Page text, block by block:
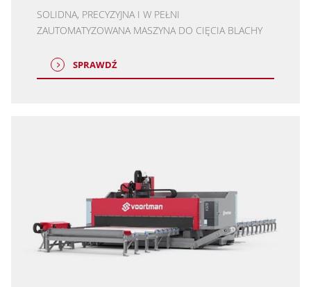
SOLIDNA, PRECYZYJNA I W PEŁNI
ZAUTOMATYZOWANA MASZYNA DO CIĘCIA BLACHY
SPRAWDŹ